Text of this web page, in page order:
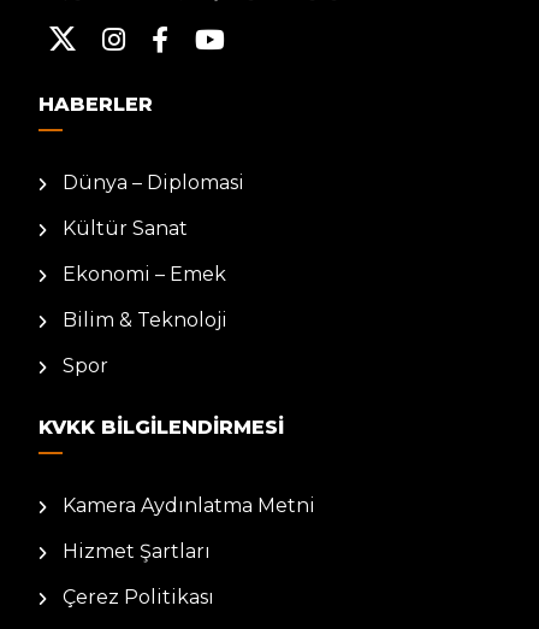
HABERLER
Dünya – Diplomasi
Kültür Sanat
Ekonomi – Emek
Bilim & Teknoloji
Spor
KVKK BILGILENDIRMESI
Kamera Aydınlatma Metni
Hizmet Şartları
Çerez Politikası